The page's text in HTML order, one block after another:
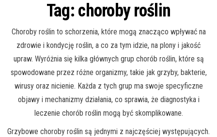
Tag: choroby roślin
Choroby roślin to schorzenia, które mogą znacząco wpływać na
zdrowie i kondycję roślin, a co za tym idzie, na plony i jakość
upraw. Wyróżnia się kilka głównych grup chorób roślin, które są
spowodowane przez różne organizmy, takie jak grzyby, bakterie,
wirusy oraz nicienie. Każda z tych grup ma swoje specyficzne
objawy i mechanizmy działania, co sprawia, że diagnostyka i
leczenie chorób roślin mogą być skomplikowane.
Grzybowe choroby roślin są jednymi z najczęściej występujących.